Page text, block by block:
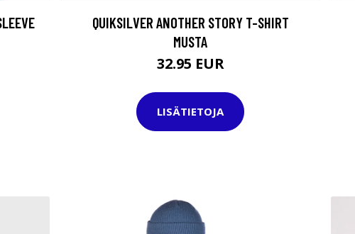
QUIKSILVER ANOTHER STORY T-SHIRT
MUSTA
32.95 EUR
LISÄTIETOJA